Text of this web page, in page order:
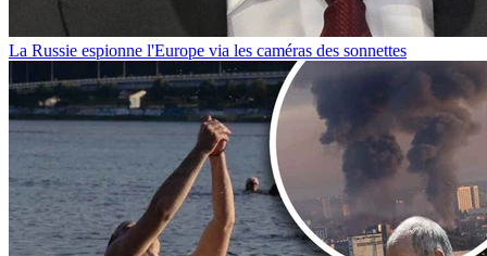
La Russie espionne l'Europe via les caméras des sonnettes